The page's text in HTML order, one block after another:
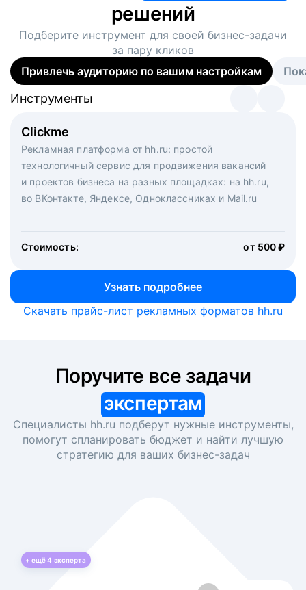
решений
Подберите инструмент для своей бизнес-задачи
за пару кликов
Привлечь аудиторию по вашим настройкам
Clickme
Рекламная платформа от hh.ru: простой
технологичный сервис для продвижения вакансий
и проектов бизнеса на разных площадках: на hh.ru,
во ВКонтакте, Яндексе, Одноклассниках и Mail.ru
Стоимость: от 500 ₽
Узнать подробнее
Инструменты
Вакансия дня
Рекламный формат для вакансий на главной странице
hh.ru. Увеличивает количество откликов
Инструменты
Массовый подбор под ключ. Решите, сколько
кандидатов и когда вам нужно, и за дело возьмутся
маркетологи, рекрутеры и проектные менеджеры
hh.ru с целым набором digital-инструментов
Инструменты
Скачать прайс-лист рекламных форматов hh.ru
экспертам
Специалисты hh.ru подберут нужные инструменты,
помогут спланировать бюджет и найти лучшую
стратегию для ваших бизнес-задач
+ ещё4 эксперта